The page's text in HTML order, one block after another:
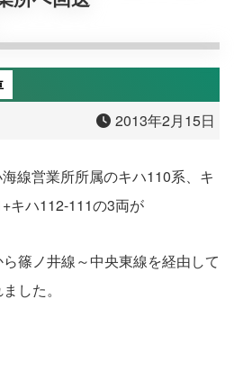
2013年2月15日
線営業所所属のキハ110系、キ
キハ112-111の3両が
篠ノ井線～中央東線を経由して
した。